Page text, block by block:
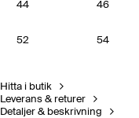
44 46
52 54
Hitta i butik
Leverans & returer
Detaljer & beskrivning